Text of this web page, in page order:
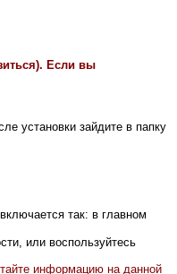
Если вы
установки зайдите в папку
включается так: в главном
или воспользуйтесь
информацию на данной